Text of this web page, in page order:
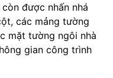
còn được nhấn nhá
các mảng tường
mặt tường ngôi nhà
gian công trình